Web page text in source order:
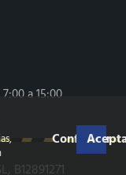
a 15:00
, B12891271
Configurar